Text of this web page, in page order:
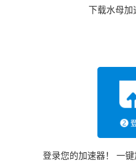
下载水母加
登录您的加速器！ 一键